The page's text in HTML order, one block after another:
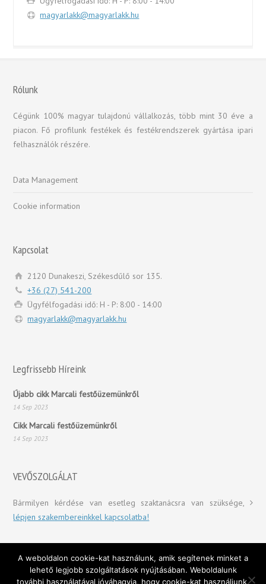
magyarlakk@magyarlakk.hu
Rólunk
Cégünk 100% magyar tulajdonú vállalkozás, több mint 30 éve a
piacon. Fő profilunk festékek és festékrendszerek gyártása ipari
felhasználók részére.
Data Management
Cookie information
Kapcsolat
2120 Dunakeszi, Székesdűlő sor 135.
+36 (27) 541-200
Ügyfélfogadási idő: H - P: 8:00 - 14:00
magyarlakk@magyarlakk.hu
Legfrissebb Híreink
Újabb cikk Marcali festőüzemünkről
14 Sep 2023
Cikk Marcali festőüzemünkről
14 Sep 2023
VEVŐSZOLGÁLAT
Bármilyen kérdése van esetleg szaktanácsra van szüksége,
lépjen szakembereinkkel kapcsolatba!
Copyright © 2016 Pannon Set Kft.
A weboldalon cookie-kat használunk, amik segítenek minket a
lehető legjobb szolgáltatások nyújtásában. Weboldalunk
további használatával jóváhagyja, hogy cookie-kat használjunk.